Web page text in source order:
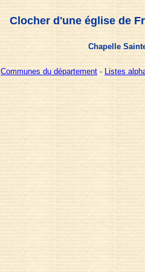
Clocher d'une église de
Chapelle
Communes du département - Listes